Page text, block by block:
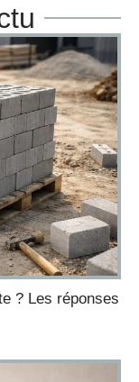
? Les réponses